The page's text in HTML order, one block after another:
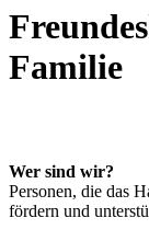
Familie
Wer sind wir?
Personen, die das
fördern und